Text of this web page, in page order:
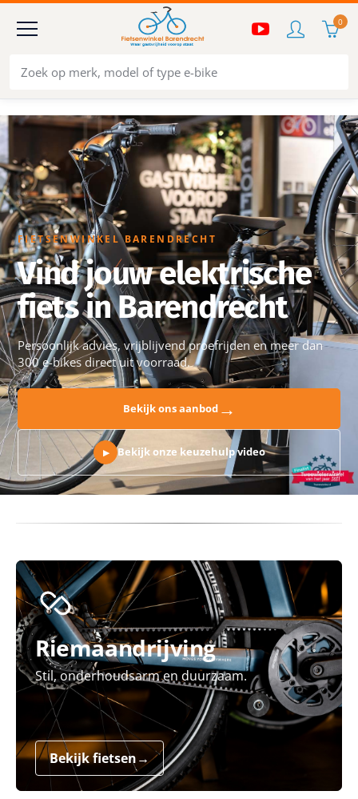
0
FIETSENWINKEL BARENDRECHT
Vind jouw elektrische
fiets in Barendrecht
Persoonlijk advies, vrijblijvend proefrijden en meer dan
300 e-bikes direct uit voorraad.
Bekijk ons aanbod→
▶ Bekijk onze keuzehulp video
Riemaandrijving
Stil, onderhoudsarm en duurzaam.
Bekijk fietsen→